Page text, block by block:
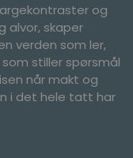
og
alvor, skaper
verden som ler,
stiller spørsmål
når makt og
i det hele tatt har